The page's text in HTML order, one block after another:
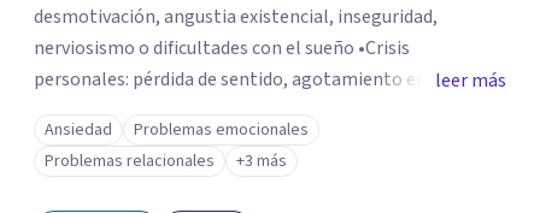
desmotivación, angustia existencial, inseguridad,
nerviosismo o dificultades con el sueño •Crisis
personales: pérdida de sentido, agotamiento emocional
o dificultad para manejar transiciones vitales •Conflictos
relacionales: problemas de pareja, tensiones familiares,
desafíos laborales o dificultades en dinámicas sociales.
leer más
Ansiedad
Problemas emocionales
Problemas relacionales
+3 más